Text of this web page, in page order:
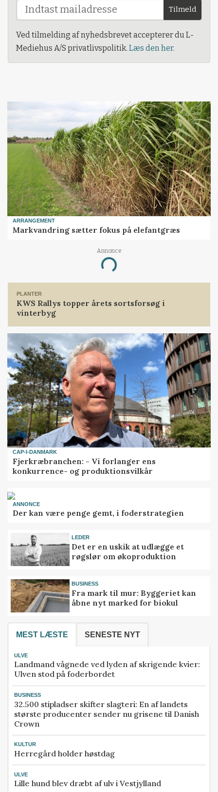
Tilmeld
Ved tilmelding af nyhedsbrevet accepterer du L-
Mediehus A/S privatlivspolitik. Læs den her.
ARRANGEMENT
Markvandring sætter fokus på elefantgræs
Annonce
Loading...
PLANTER
KWS Rallys topper årets sortsforsøg i
vinterbyg
CAP-I-DANMARK
Fjerkræbranchen: - Vi forlanger ens
konkurrence- og produktionsvilkår
ANNONCE
Der kan være penge gemt, i foderstrategien
LEDER
Det er en uskik at udlægge et
røgslør om økoproduktion
BUSINESS
Fra mark til mur: Byggeriet kan
åbne nyt marked for biokul
MEST LÆSTE SENESTE NYT
ULVE
Landmand vågnede ved lyden af skrigende kvier:
Ulven stod på foderbordet
BUSINESS
32.500 stipladser skifter slagteri: En af landets
største producenter sender nu grisene til Danish
Crown
KULTUR
Herregård holder høstdag
ULVE
Lille hund blev dræbt af ulv i Vestjylland